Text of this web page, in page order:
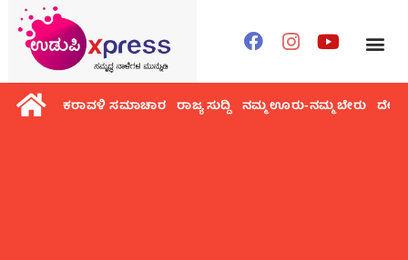
ಕರಾವಳಿ ಸಮಾಚಾರ ರಾಜ್ಯ ಸುದ್ದಿ ನಮ್ಮ ಊರು-ನಮ್ಮ ಬೇರು ದೇಶ